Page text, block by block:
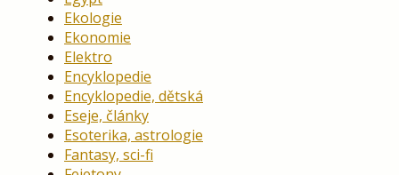
Ekologie
Ekonomie
Elektro
Encyklopedie
Encyklopedie, dětská
Eseje, články
Esoterika, astrologie
Fantasy, sci-fi